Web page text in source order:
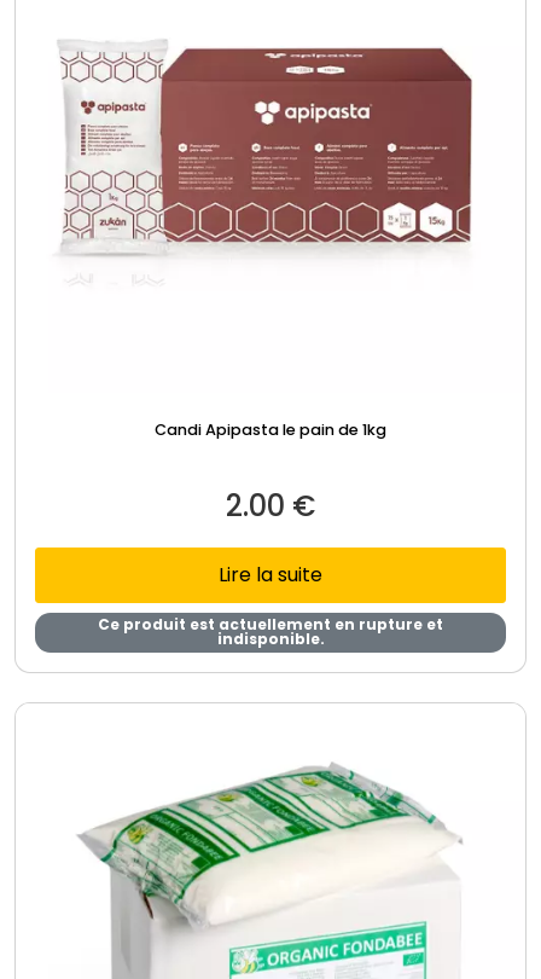
Candi Apipasta le pain de 1kg
2.00 €
Lire la suite
Ce produit est actuellement en rupture et
indisponible.